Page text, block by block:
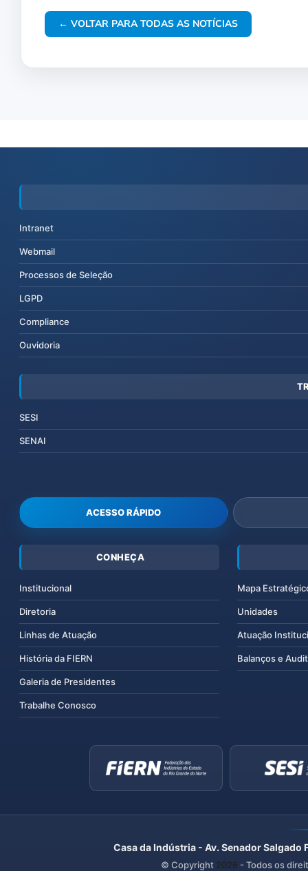
← VOLTAR PARA TODAS AS NOTÍCIAS
Intranet
Webmail
Processos de Seleção
LGPD
Compliance
Ouvidoria
SESI
SENAI
ACESSO RÁPIDO
CONHEÇA
Institucional
Diretoria
Linhas de Atuação
História da FIERN
Galeria de Presidentes
Trabalhe Conosco
Mapa
Unidades
Atuação
Balanços e
Casa da Indústria - Av. Senador
© Copyright 2026 - Todos os